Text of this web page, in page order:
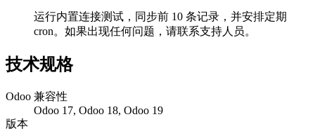
运行内置连接测试，同步前 10 条记录，并安排定期
cron。如果出现任何问题，请联系支持人员。
技术规格
Odoo 兼容性
Odoo 17, Odoo 18, Odoo 19
版本